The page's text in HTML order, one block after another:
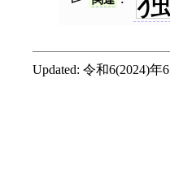
Updated: 令和6(2024)年